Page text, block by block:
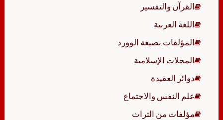
القرآن والتفسير
اللغة العربية
المؤلفات بصيغة الوورد
المجلات الإسلامية
دوائر العقيدة
علم النفس والاجتماع
مؤلفات من التراث